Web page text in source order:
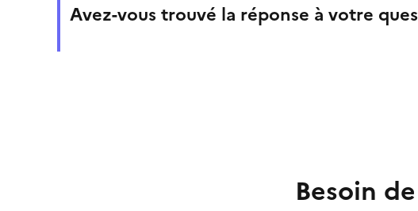
Avez-vous trouvé la réponse à votre
Besoin